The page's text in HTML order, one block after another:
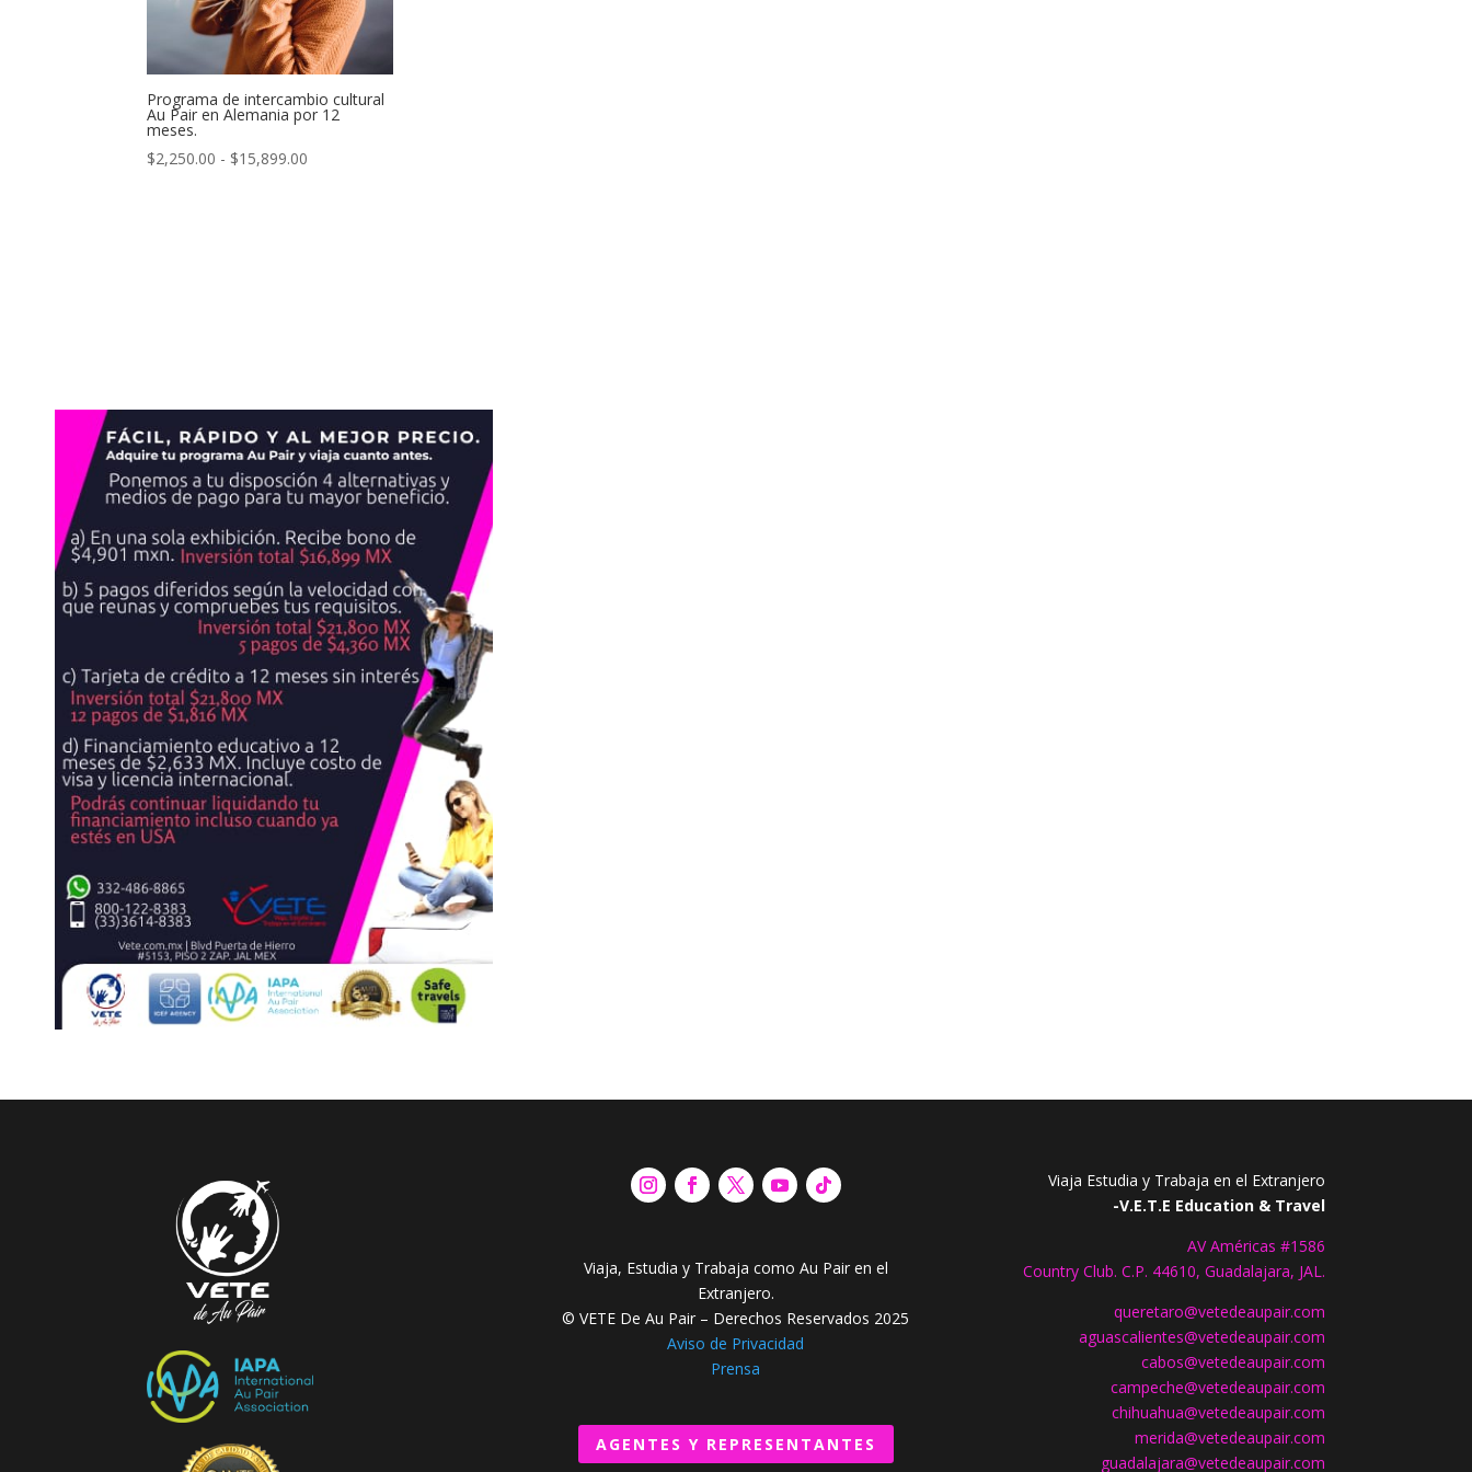
Programa de intercambio cultural
Au Pair en Alemania por 12
meses.
$2,250.00 - $15,899.00
Viaja, Estudia y Trabaja como Au Pair en el
Extranjero.
© VETE De Au Pair – Derechos Reservados 2025
Aviso de Privacidad
Prensa
AGENTES Y REPRESENTANTES
Viaja Estudia y Trabaja en el Extranjero
-V.E.T.E Education & Travel
AV Américas #1586
Country Club. C.P. 44610, Guadalajara, JAL.
queretaro@vetedeaupair.com
aguascalientes@vetedeaupair.com
cabos@vetedeaupair.com
campeche@vetedeaupair.com
chihuahua@vetedeaupair.com
merida@vetedeaupair.com
guadalajara@vetedeaupair.com